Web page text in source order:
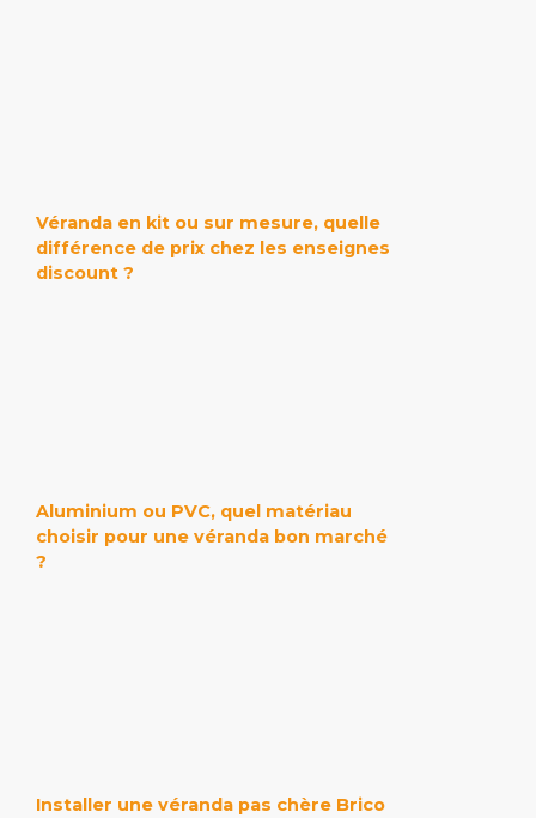
Véranda en kit ou sur mesure, quelle
différence de prix chez les enseignes
discount ?
Aluminium ou PVC, quel matériau
choisir pour une véranda bon marché
?
Installer une véranda pas chère Brico